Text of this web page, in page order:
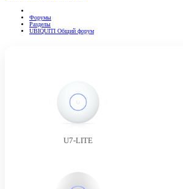
Форумы
Разделы
UBIQUITI Общий форум
U7-LITE